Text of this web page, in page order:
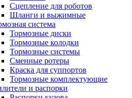
Сцепление для роботов
Шланги и выжимные
система
Тормозные диски
Тормозные колодки
Тормозные системы
Сменные ротеры
Краска для суппортов
Тормозные комплектующие
и распорки